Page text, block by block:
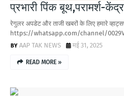
प्रभारी पिंक बूथ,परामर्श-
रेगुलर अपडेट और ताजी खबरों के लिए हमारे
https://whatsapp.com/channel/
AAP TAK NEWS
मई 31, 2025
READ MORE »